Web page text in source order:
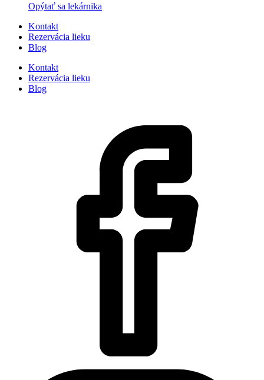
Opýtať sa lekárnika
Kontakt
Rezervácia lieku
Blog
Kontakt
Rezervácia lieku
Blog